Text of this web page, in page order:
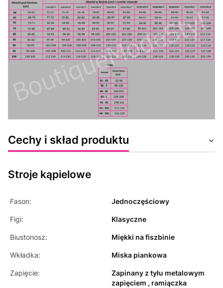
Cechy i skład produktu
Stroje kąpielowe
Fason: Jednoczęściowy
Figi: Klasyczne
Biustonosz: Miękki na fiszbinie
Wkładka: Miska piankowa
Zapięcie:
Zapinany z tyłu metalowym
zapięciem , ramiączka